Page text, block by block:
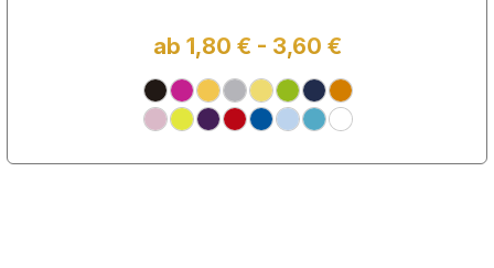
ab 1,80 € - 3,60 €